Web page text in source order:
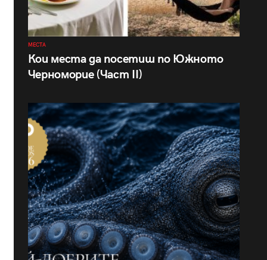
МЕСТА
Кои места да посетиш по Южното
Черноморие (Част II)